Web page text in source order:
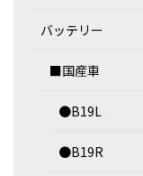
バッテリー
■国産車
●B19L
●B19R